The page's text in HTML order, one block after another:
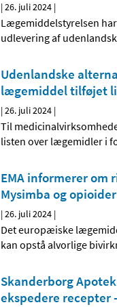
|26. juli 2024 |
Lægemiddelstyrelsen
udlevering af
Udenlandske
lægemiddel tilføjet
|26. juli 2024 |
Til
listen over lægemidler i
EMA informerer om
Mysimba og opioider
|26. juli 2024 |
Det europæiske
kan opstå alvorlige
Skanderborg
ekspedere recepter